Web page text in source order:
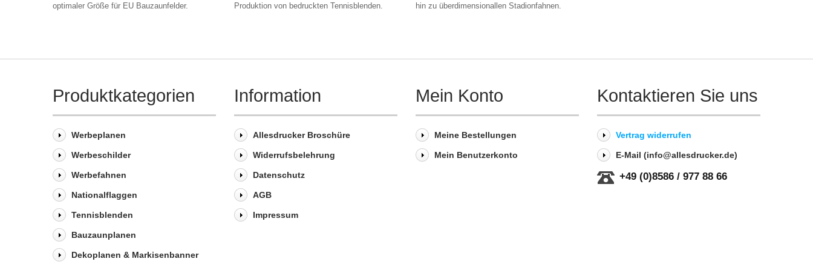
optimaler Größe für EU Bauzaunfelder.
Produktion von bedruckten Tennisblenden.
hin zu überdimensionallen Stadionfahnen.
Produktkategorien
Werbeplanen
Werbeschilder
Werbefahnen
Nationalflaggen
Tennisblenden
Bauzaunplanen
Dekoplanen & Markisenbanner
Information
Allesdrucker Broschüre
Widerrufsbelehrung
Datenschutz
AGB
Impressum
Mein Konto
Meine Bestellungen
Mein Benutzerkonto
Kontaktieren Sie uns
Vertrag widerrufen
E-Mail (info@allesdrucker.de)
+49 (0)8586 / 977 88 66